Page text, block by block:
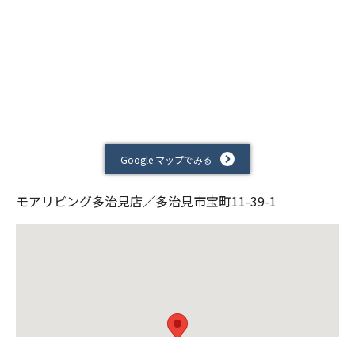
Google マップでみる
モアリビング多治見店／多治見市宝町11-39-1